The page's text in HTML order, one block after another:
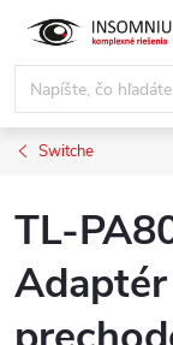
obsah
Switche
TL-